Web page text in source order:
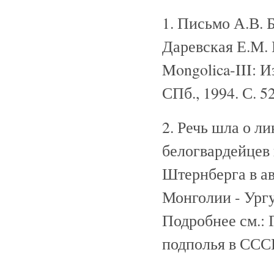
1. Письмо А.В.
Даревская
Mongolica-III:
СПб., 1994. С.
2. Речь шла о
Штернберга в
Монголии -
Подробнее см.:
подполья в